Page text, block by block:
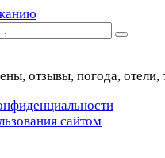
отзывы, погода, отели,
сайтом